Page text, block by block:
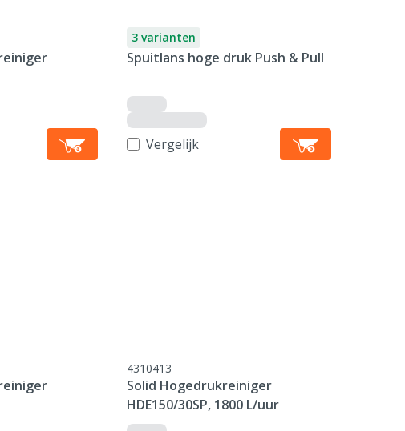
3 varianten
Spuitlans hoge druk Push & Pull
Vergelijk
4310413
Solid Hogedrukreiniger
HDE150/30SP, 1800 L/uur